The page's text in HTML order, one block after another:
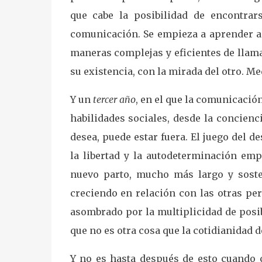
que cabe la posibilidad de
comunicación. Se empieza a
maneras complejas y eficientes de
su existencia, con la mirada del otro.
Y un tercer año, en el que la
habilidades sociales, desde la
desea, puede estar fuera. El juego del
la libertad y la autodeterminación
nuevo parto, mucho más largo y
creciendo en relación con las otras
asombrado por la multiplicidad de
que no es otra cosa que la cotidianidad
Y no es hasta después de esto